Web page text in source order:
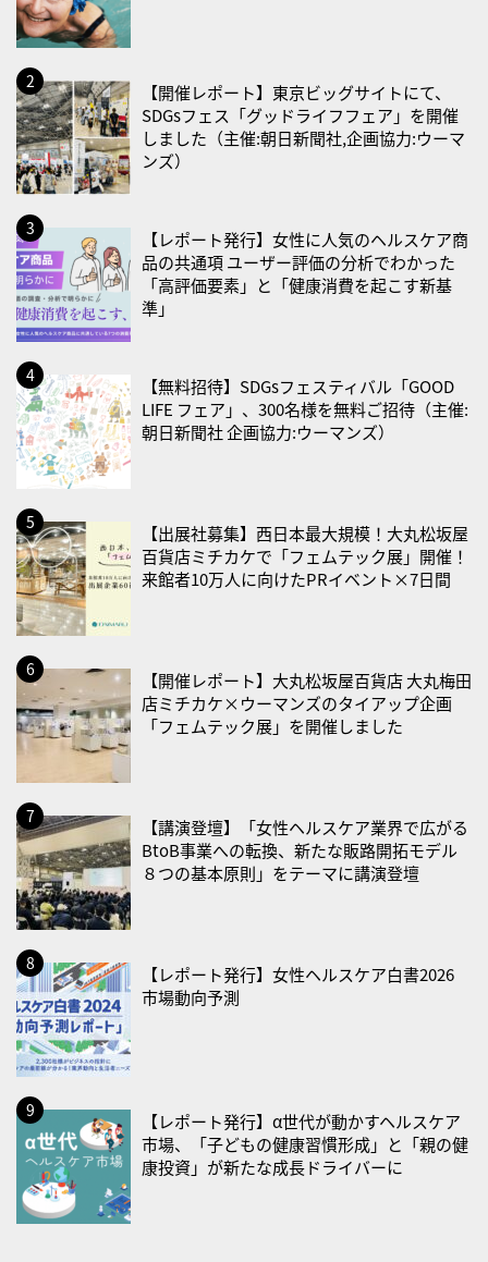
・一汁三菜の日
・減塩の日
2026/08/18(火)
・防犯の日
・世界人道デー
・食育の日
2026/08/21(金)
・治療アプリの日
・献血の日
2026/08/22(土)
・禁煙の日
2026/08/23(日)
・不眠の日
・乳酸菌の日
2026/08/25(火)
・いたわり肌の日
2026/08/26(水)
・風呂の日
2026/08/29(土)
・筋肉強化の日
2026/08/30(日)
・ＥＰＡの日
2026/08/31(月)
・菜の日
・血管内破砕術（IVL）の日
2026/09/01(火)
・がん征圧月間
・世界アルツハイマー月間
・健康増進普及月間
・歯ヂカラ探究月間
・職場の健康診断実施強化月間
・大腸がん検診の日
・防災の日
【開催レポート】東京ビッグサイトにて、
SDGsフェス「グッドライフフェア」を開催
しました（主催:朝日新聞社,企画協力:ウーマ
ンズ）
【レポート発行】女性に人気のヘルスケア商
品の共通項 ユーザー評価の分析でわかった
「高評価要素」と「健康消費を起こす新基
準」
【無料招待】SDGsフェスティバル「GOOD
LIFE フェア」、300名様を無料ご招待（主催:
朝日新聞社 企画協力:ウーマンズ）
【出展社募集】西日本最大規模！大丸松坂屋
百貨店ミチカケで「フェムテック展」開催！
来館者10万人に向けたPRイベント×7日間
【開催レポート】大丸松坂屋百貨店 大丸梅田
店ミチカケ×ウーマンズのタイアップ企画
「フェムテック展」を開催しました
【講演登壇】「女性ヘルスケア業界で広がる
BtoB事業への転換、新たな販路開拓モデル
８つの基本原則」をテーマに講演登壇
【レポート発行】女性ヘルスケア白書2026
市場動向予測
【レポート発行】α世代が動かすヘルスケア
市場、「子どもの健康習慣形成」と「親の健
康投資」が新たな成長ドライバーに